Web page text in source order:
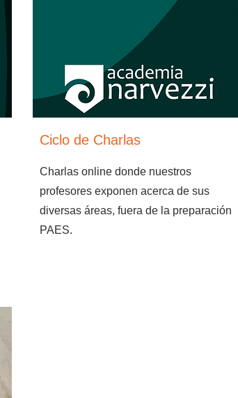
Ciclo de Charlas
Charlas online donde nuestros
profesores exponen acerca de sus
diversas áreas, fuera de la preparación
PAES.